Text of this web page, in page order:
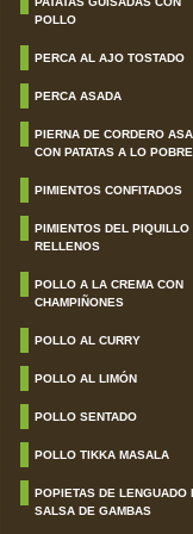
POLLO
PERCA AL AJO TOSTADO
PERCA ASADA
PIERNA DE CORDERO
CON PATATAS A LO POBRE
PIMIENTOS CONFITADOS
PIMIENTOS DEL PIQUILLO
RELLENOS
POLLO A LA CREMA CON
CHAMPIÑONES
POLLO AL CURRY
POLLO AL LIMÓN
POLLO SENTADO
POLLO TIKKA MASALA
POPIETAS DE LENGUADO
SALSA DE GAMBAS